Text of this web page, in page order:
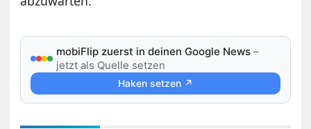
mobiFlip zuerst in deinen Google News –
jetzt als Quelle setzen
Haken setzen ↗